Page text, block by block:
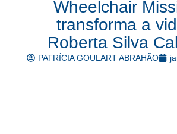
Wheelchair
transforma a
Roberta Silva
PATRÍCIA GOULART ABRAHÃO